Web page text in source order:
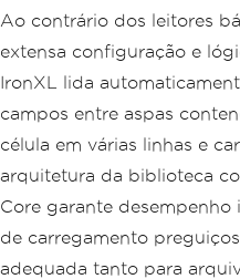
Ao contrário dos leitores
extensa configuração e
IronXL lida
campos entre aspas
célula em várias linhas e
arquitetura da biblioteca
Core garante desempenho
de carregamento
adequada tanto para